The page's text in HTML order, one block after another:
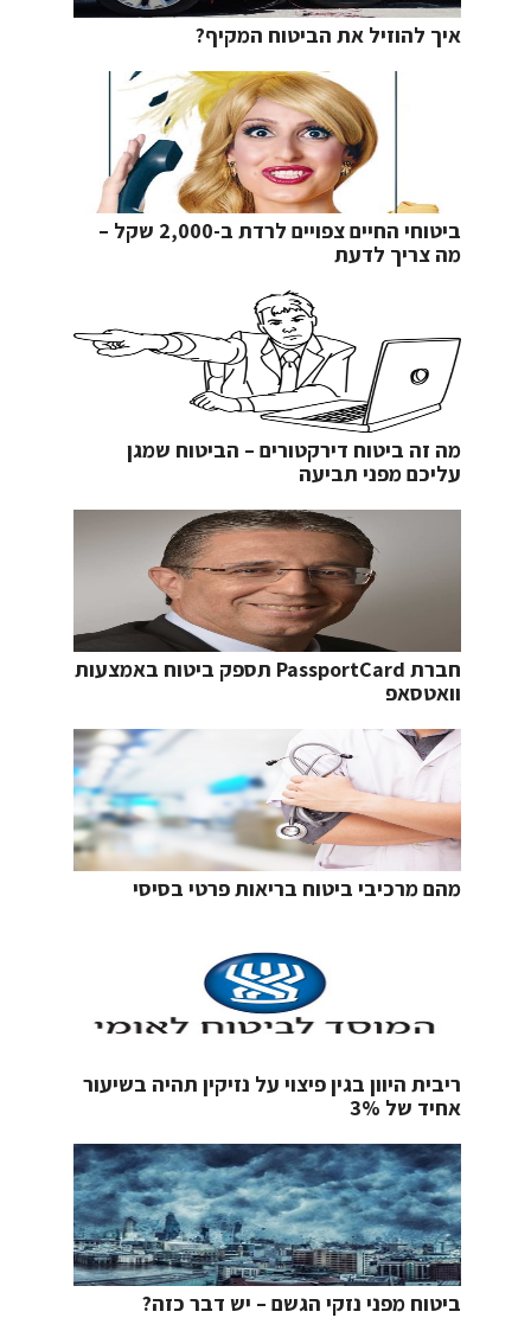
איך להוזיל את הביטוח המקיף?
ביטוחי החיים צפויים לרדת ב-2,000 שקל –
מה צריך לדעת
מה זה ביטוח דירקטורים – הביטוח שמגן
עליכם מפני תביעה
חברת PassportCard תספק ביטוח באמצעות
וואטסאפ
מהם מרכיבי ביטוח בריאות פרטי בסיסי
ריבית היוון בגין פיצוי על נזיקין תהיה בשיעור
אחיד של 3%
ביטוח מפני נזקי הגשם – יש דבר כזה?